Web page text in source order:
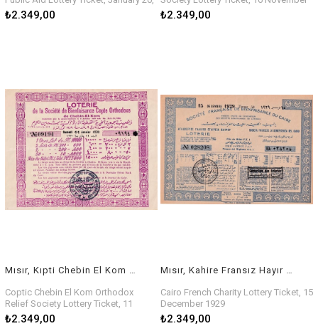
1931
₺2.349,00
1929
₺2.349,00
Coptic Chebin El Kom Orthodox
Relief Society Lottery Ticket, 11
January 1930
₺2.349,00
Cairo French Charity Lottery Ticket, 15
December 1929
₺2.349,00